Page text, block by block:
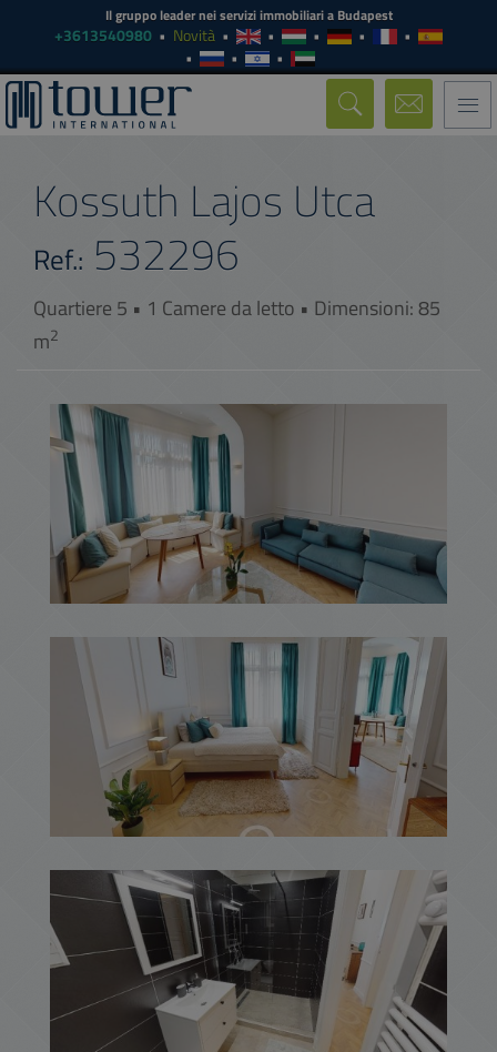
Il gruppo leader nei servizi immobiliari a Budapest
+3613540980 Novità
Kossuth Lajos Utca
Ref.: 532296
Quartiere 5 • 1 Camere da letto • Dimensioni: 85
m2